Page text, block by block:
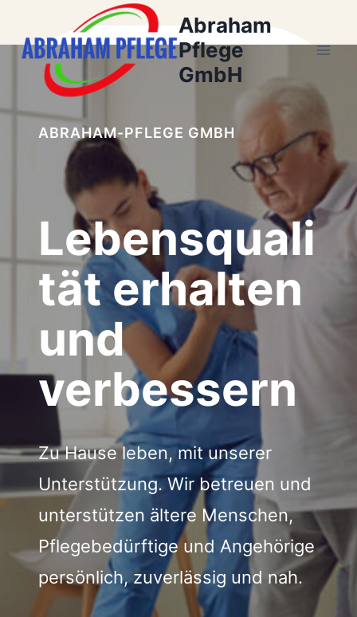
springen
Abraham
Pflege
GmbH
ABRAHAM-PFLEGE GMBH
Lebensquali
tät erhalten
und
verbessern
Zu Hause leben, mit unserer
Unterstützung. Wir betreuen und
unterstützen ältere Menschen,
Pflegebedürftige und Angehörige
persönlich, zuverlässig und nah.